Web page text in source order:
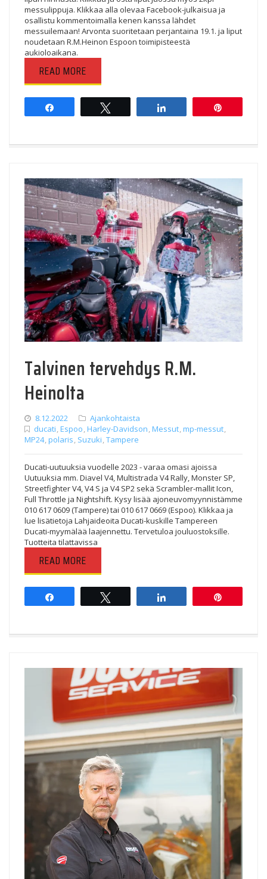
messulippuja. Klikkaa alla olevaa Facebook-julkaisua ja
osallistu kommentoimalla kenen kanssa lähdet
messuilemaan! Arvonta suoritetaan perjantaina 19.1. ja liput
noudetaan R.M.Heinon Espoon toimipisteestä
aukioloaikana.
READ MORE
Talvinen tervehdys R.M.
Heinolta
8.12.2022
Ajankohtaista
ducati,Espoo,Harley-Davidson,Messut,mp-messut,
MP24,polaris, Suzuki,Tampere
Ducati-uutuuksia vuodelle 2023 - varaa omasi ajoissa
Uutuuksia mm. Diavel V4, Multistrada V4 Rally, Monster SP,
Streetfighter V4, V4 S ja V4 SP2 sekä Scrambler-mallit Icon,
Full Throttle ja Nightshift. Kysy lisää ajoneuvomyynnistämme
010 617 0609 (Tampere) tai 010 617 0669 (Espoo). Klikkaa ja
lue lisätietoja Lahjaideoita Ducati-kuskille Tampereen
Ducati-myymälää laajennettu. Tervetuloa jouluostoksille.
Tuotteita tilattavissa
READ MORE